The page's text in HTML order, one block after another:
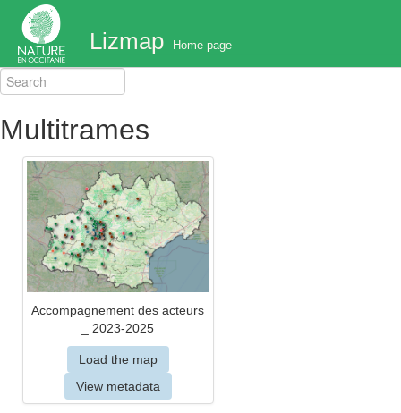
Lizmap Home page
Multitrames
Accompagnement des acteurs
_ 2023-2025
Load the map
View metadata